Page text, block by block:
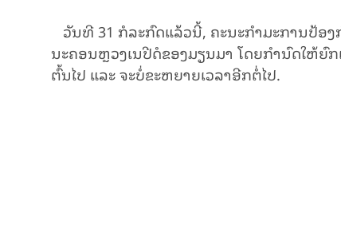
ວັນທີ 31 ກໍລະກົດແລ້ວນີ້, ຄະນະກໍາມະການປ້ອ
ນະຄອນຫຼວງເນປີດໍຂອງມຽນມາ ໂດຍກໍານົດໃຫ້ຍົ
ຕົ້ນໄປ ແລະ ຈະບໍ່ຂະຫຍາຍເວລາອີກຕໍ່ໄປ.